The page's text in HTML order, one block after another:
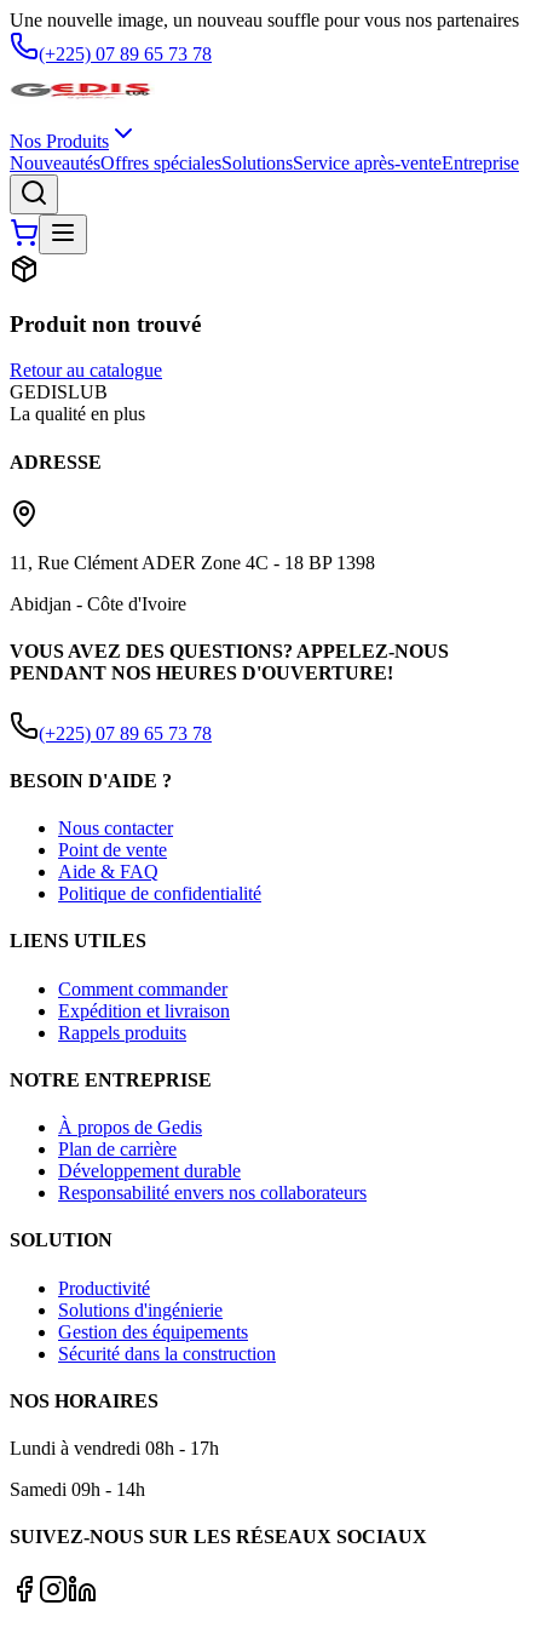
Une nouvelle image, un nouveau souffle pour vous nos partenaires
(+225) 07 89 65 73 78
Nos Produits
NouveautésOffres spécialesSolutionsService après-venteEntreprise
Produit non trouvé
Retour au catalogue
GEDISLUB
La qualité en plus
ADRESSE
11, Rue Clément ADER Zone 4C - 18 BP 1398
Abidjan - Côte d'Ivoire
VOUS AVEZ DES QUESTIONS? APPELEZ-NOUS
PENDANT NOS HEURES D'OUVERTURE!
(+225) 07 89 65 73 78
BESOIN D'AIDE ?
Nous contacter
Point de vente
Aide & FAQ
Politique de confidentialité
LIENS UTILES
Comment commander
Expédition et livraison
Rappels produits
NOTRE ENTREPRISE
À propos de Gedis
Plan de carrière
Développement durable
Responsabilité envers nos collaborateurs
SOLUTION
Productivité
Solutions d'ingénierie
Gestion des équipements
Sécurité dans la construction
NOS HORAIRES
Lundi à vendredi 08h - 17h
Samedi 09h - 14h
SUIVEZ-NOUS SUR LES RÉSEAUX SOCIAUX